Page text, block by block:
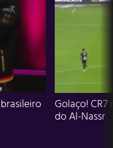
Golaço!
do Al-Nassr